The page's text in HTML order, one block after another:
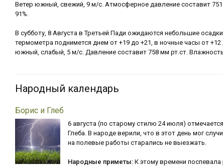
Ветер южный, свежий, 9 м/с. Атмосферное давление составит
91%.
В субботу, 8 Августа в Третьей Пади ожидаются небольшие
термометра поднимется днем от +19 до +21, в ночные часы от +12
южный, слабый, 5 м/с. Давление составит 758 мм рт.ст. Влажность
Народный календарь
Борис и Глеб
6 августа (по старому стилю 24 июля)
Глеба. В народе верили, что в этот день мог
на полевые работы старались не выезжать.
Народные приметы: К этому времени